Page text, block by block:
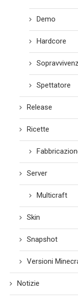
Demo
Hardcore
Spettatore
Release
Ricette
Server
Multicraft
Skin
Snapshot
Versioni
Notizie